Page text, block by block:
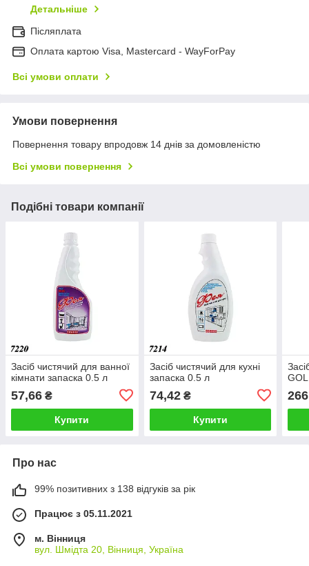
Детальніше
Післяплата
Оплата картою Visa, Mastercard - WayForPay
Всі умови оплати
Умови повернення
Повернення товару впродовж 14 днів за домовленістю
Всі умови повернення
Подібні товари компанії
Засіб чистячий для ванної
кімнати запаска 0.5 л
57,66 ₴
Купити
Засіб чистячий для кухні
запаска 0.5 л
74,42₴
Купити
Про нас
99% позитивних з 138 відгуків за рік
Працює з 05.11.2021
м. Вінниця
вул. Шмідта 20, Вінниця, Україна